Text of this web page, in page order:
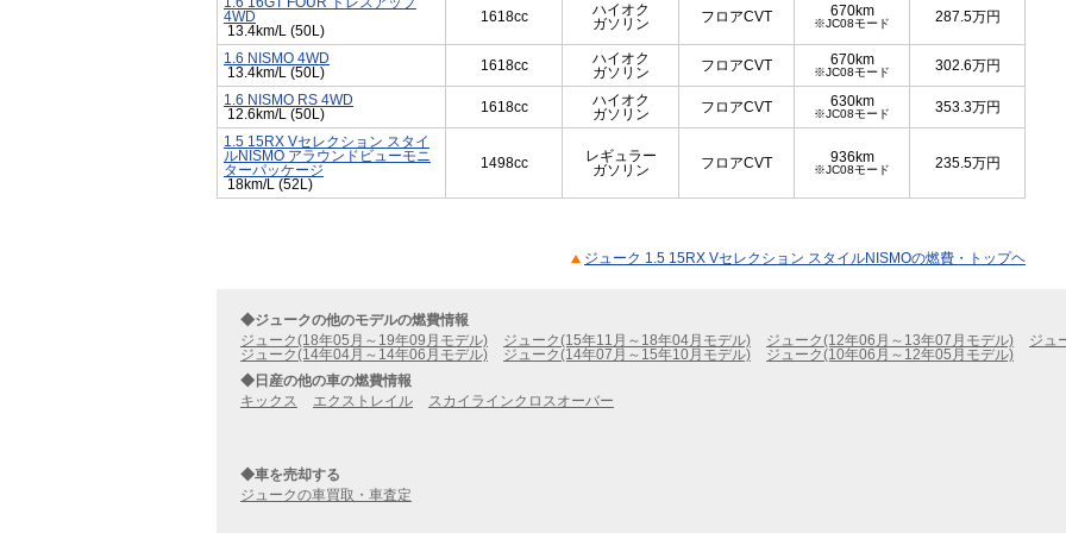
4WD
13.4km/L (50L)
1618cc
ハイオク
ガソリン
フロアCVT 670km
※JC08モード 287.5万円
1.6 NISMO 4WD
13.4km/L (50L)
1618cc
ハイオク
ガソリン
フロアCVT 670km
※JC08モード 302.6万円
1.6 NISMO RS 4WD
12.6km/L (50L)
1618cc
ハイオク
ガソリン
フロアCVT 630km
※JC08モード 353.3万円
1.5 15RX Vセレクション スタイ
ルNISMO アラウンドビューモニ
ターパッケージ
18km/L (52L)
1498cc
レギュラー
ガソリン
フロアCVT 936km
※JC08モード 235.5万円
ジューク 1.5 15RX Vセレクション スタイルNISMOの燃費・トップヘ
◆ジュークの他のモデルの燃費情報
ジューク(18年05月～19年09月モデル)
ジューク(15年11月～18年04月モデル) ジューク(12年06月～13年07月モデル)
ジュ
ジューク(14年04月～14年06月モデル)
ジューク(14年07月～15年10月モデル)
ジューク(10年06月～12年05月モデル)
◆日産の他の車の燃費情報
キックス
エクストレイル スカイラインクロスオーバー
◆車を売却する
ジュークの車買取・車査定